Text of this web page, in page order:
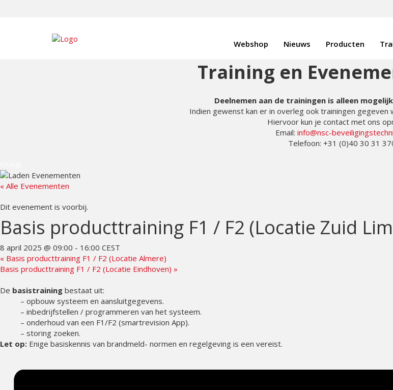
Webshop Nieuws Producten
Training en
Deelnemen aan de trainingen is alleen
Indien gewenst kan er in overleg ook trainingen
Hiervoor kun je contact met ons
Email: info@nsc-
Telefoon: +31 (0)40 30 31
« Alle Evenementen
Dit evenement is voorbij.
Basis producttraining F1 / F2 (Locatie Zuid
8 april 2025 @ 09:00 - 16:00 CEST
« Basis producttraining F1 / F2 (Locatie Almere)
Basis producttraining F1 / F2 (Locatie Eindhoven) »
De basistraining bestaat uit:
– opbouw systeem en aansluitgegevens.
– inbedrijfstellen / programmeren van het systeem.
– onderhoud van een F1/F2 (smartrevision App).
– storing zoeken.
Let op: Enige basiskennis van brandmeld- normen en regelgeving is een vereist.